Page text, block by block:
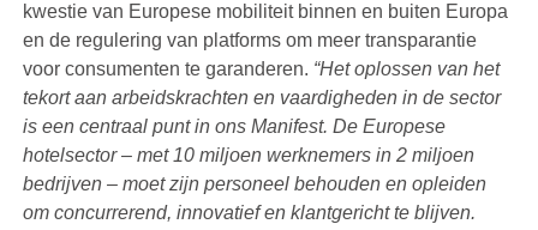
kwestie van Europese mobiliteit binnen en buiten Europa
en de regulering van platforms om meer transparantie
voor consumenten te garanderen. “Het oplossen van het
tekort aan arbeidskrachten en vaardigheden in de sector
is een centraal punt in ons Manifest. De Europese
hotelsector – met 10 miljoen werknemers in 2 miljoen
bedrijven – moet zijn personeel behouden en opleiden
om concurrerend, innovatief en klantgericht te blijven.